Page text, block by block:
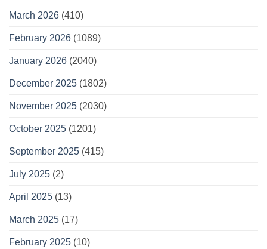
March 2026 (410)
February 2026 (1089)
January 2026 (2040)
December 2025 (1802)
November 2025 (2030)
October 2025 (1201)
September 2025 (415)
July 2025 (2)
April 2025 (13)
March 2025 (17)
February 2025 (10)